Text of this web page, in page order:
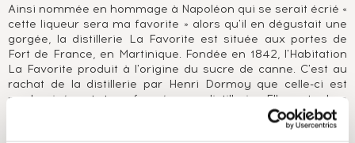
Ainsi nommée en hommage à Napoléon qui se serait écrié «
cette liqueur sera ma favorite » alors qu'il en dégustait une
gorgée, la distillerie La Favorite est située aux portes de
Fort de France, en Martinique. Fondée en 1842, l'Habitation
La Favorite produit à l'origine du sucre de canne. C'est au
rachat de la distillerie par Henri Dormoy que celle-ci est
modernisée et transformée en distillerie. Elle est alors
équipée d'une machine à vapeur, toujours en service
aujourd'hui. La production vieillie quant à elle